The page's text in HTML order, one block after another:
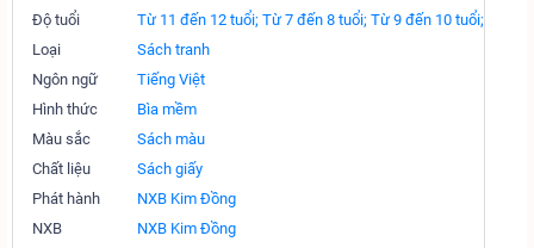
Độ tuổi
Từ 11 đến 12 tuổi; Từ 7 đến 8 tuổi; Từ 9 đến 10 tuổi;
Loại
Sách tranh
Ngôn ngữ
Tiếng Việt
Hình thức
Bìa mềm
Màu sắc
Sách màu
Chất liệu
Sách giấy
Phát hành
NXB Kim Đồng
NXB
NXB Kim Đồng